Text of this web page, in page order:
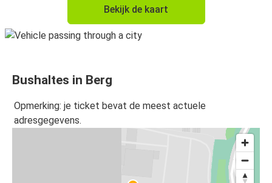
Bekijk de kaart
Bushaltes in Berg
Opmerking: je ticket bevat de meest actuele
adresgegevens.